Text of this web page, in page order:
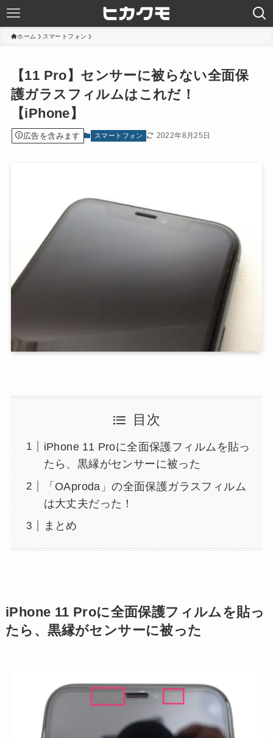
ホーム スマートフォン
【11 Pro】センサーに被らない全面保
護ガラスフィルムはこれだ！
【iPhone】
広告を含みます スマートフォン 2022年8月25日
目次
iPhone 11 Proに全面保護フィルムを貼っ
たら、黒縁がセンサーに被った
「OAproda」の全面保護ガラスフィルム
は大丈夫だった！
まとめ
iPhone 11 Proに全面保護フィルムを貼っ
たら、黒縁がセンサーに被った